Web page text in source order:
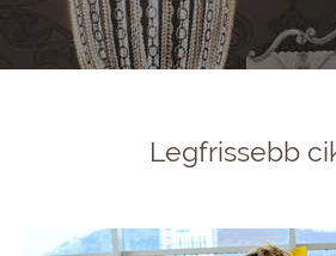
Legfrissebb